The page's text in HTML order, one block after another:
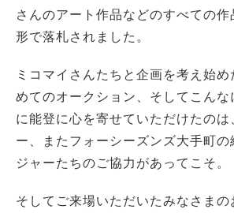
さんのアート作品などのすべての
形で落札されました。
ミコマイさんたちと企画を考え始
めてのオークション、そしてこんな
に能登に心を寄せていただけたのは
ー、またフォーシーズンズ大手町の
ジャーたちのご協力があってこそ。
そしてご来場いただいたみなさまの